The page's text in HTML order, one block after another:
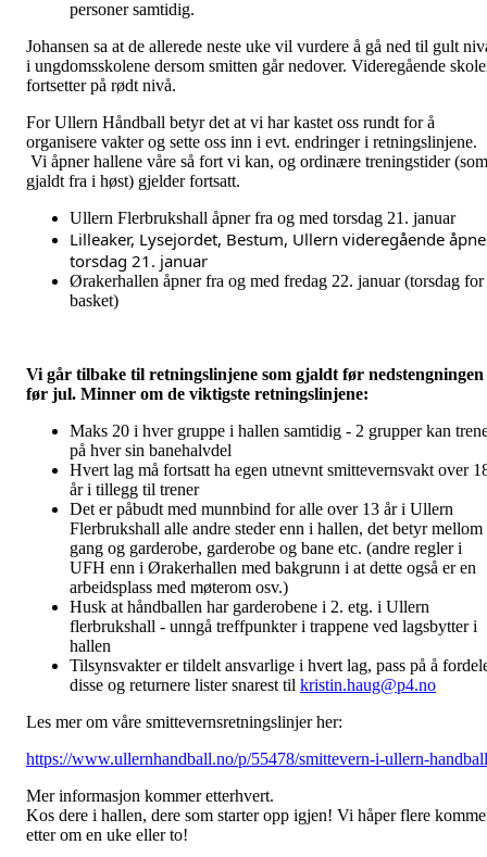
personer samtidig.
Johansen sa at de allerede neste uke vil vurdere å gå ned til gult
i ungdomsskolene dersom smitten går nedover. Videregående
fortsetter på rødt nivå.
For Ullern Håndball betyr det at vi har kastet oss rundt for å
organisere vakter og sette oss inn i evt. endringer i retningslinjene.
Vi åpner hallene våre så fort vi kan, og ordinære treningstider (som
gjaldt fra i høst) gjelder fortsatt.
Ullern Flerbrukshall åpner fra og med torsdag 21. januar
Lilleaker, Lysejordet, Bestum, Ullern videregående
torsdag 21. januar
Ørakerhallen åpner fra og med fredag 22. januar (torsdag for
basket)
Vi går tilbake til retningslinjene som gjaldt før nedstengningen
før jul. Minner om de viktigste retningslinjene:
Maks 20 i hver gruppe i hallen samtidig - 2 grupper kan
på hver sin banehalvdel
Hvert lag må fortsatt ha egen utnevnt smittevernsvakt over
år i tillegg til trener
Det er påbudt med munnbind for alle over 13 år i Ullern
Flerbrukshall alle andre steder enn i hallen, det betyr mellom
gang og garderobe, garderobe og bane etc. (andre regler i
UFH enn i Ørakerhallen med bakgrunn i at dette også er en
arbeidsplass med møterom osv.)
Husk at håndballen har garderobene i 2. etg. i Ullern
flerbrukshall - unngå treffpunkter i trappene ved lagsbytter i
hallen
Tilsynsvakter er tildelt ansvarlige i hvert lag, pass på å
disse og returnere lister snarest til kristin.haug@p4.no
Les mer om våre smittevernsretningslinjer her:
https://www.ullernhandball.no/p/55478/smittevern-i-ullern-handball
Mer informasjon kommer etterhvert.
Kos dere i hallen, dere som starter opp igjen! Vi håper flere
etter om en uke eller to!